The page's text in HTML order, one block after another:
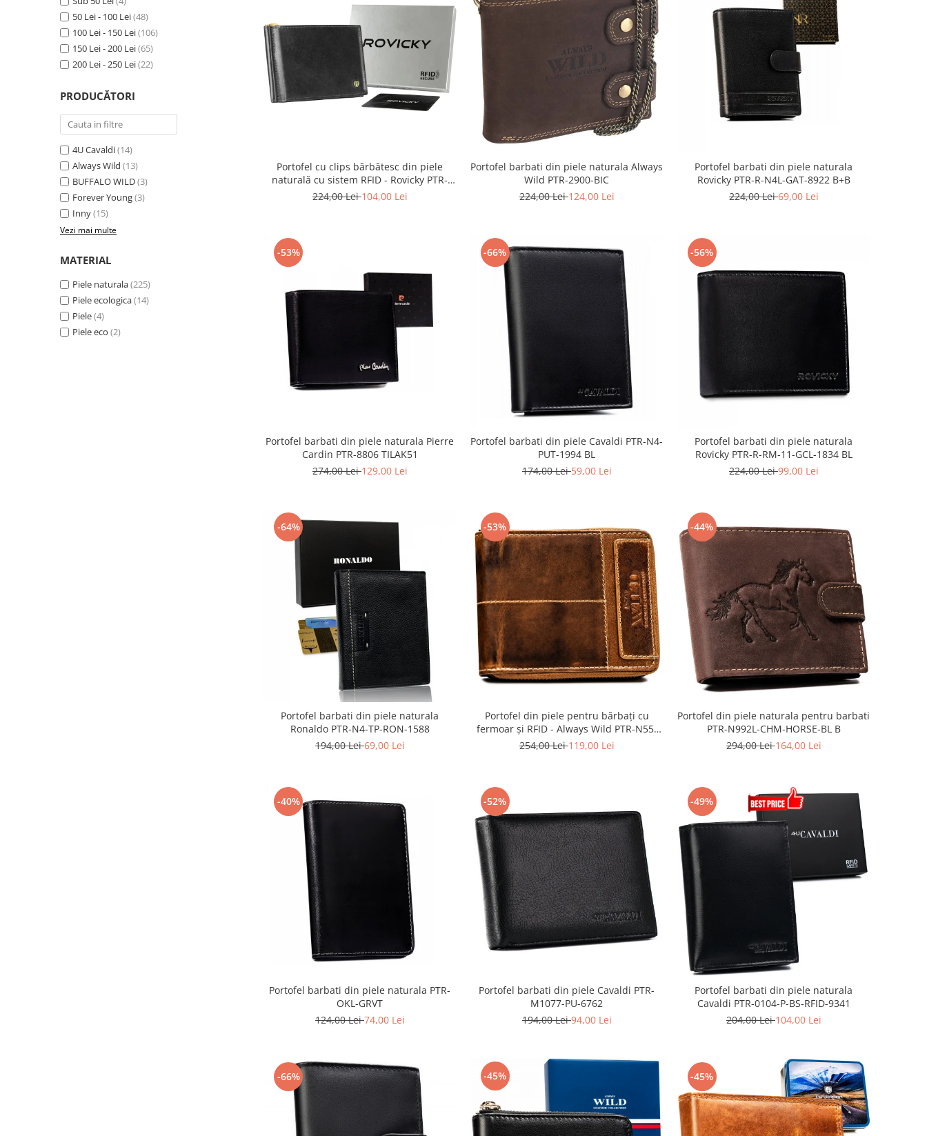
50 Lei - 100 Lei(48)
100 Lei - 150 Lei(106)
150 Lei - 200 Lei(65)
200 Lei - 250 Lei(22)
PRODUCĂTORI
4U Cavaldi(14)
Always Wild (13)
BUFFALO WILD(3)
Forever Young(3)
Inny(15)
Vezi mai multe
MATERIAL
Piele naturala(225)
Piele ecologica(14)
Piele(4)
Piele eco (2)
Portofel cu clips bărbătesc din piele
naturală cu sistem RFID - Rovicky PTR-
N1908-RVT-9799 BLACK
224,00 Lei104,00 Lei
Portofel barbati din piele naturala Always
Wild PTR-2900-BIC
224,00 Lei124,00 Lei
Portofel barbati din piele naturala
Rovicky PTR-R-N4L-GAT-8922 B+B
224,00 Lei69,00 Lei
-53%
Portofel barbati din piele naturala Pierre
Cardin PTR-8806 TILAK51
274,00 Lei129,00 Lei
-66%
Portofel barbati din piele Cavaldi PTR-N4-
PUT-1994 BL
174,00 Lei59,00 Lei
-56%
Portofel barbati din piele naturala
Rovicky PTR-R-RM-11-GCL-1834 BL
224,00 Lei99,00 Lei
-64%
Portofel barbati din piele naturala
Ronaldo PTR-N4-TP-RON-1588
194,00 Lei69,00 Lei
-53%
Portofel din piele pentru bărbați cu
fermoar și RFID - Always Wild PTR-N55-
HWS-8858 BROWN
254,00 Lei119,00 Lei
-44%
Portofel din piele naturala pentru barbati
PTR-N992L-CHM-HORSE-BL B
294,00 Lei164,00 Lei
-40%
Portofel barbati din piele naturala PTR-
OKL-GRVT
124,00 Lei74,00 Lei
-52%
Portofel barbati din piele Cavaldi PTR-
M1077-PU-6762
194,00 Lei94,00 Lei
-49%
Portofel barbati din piele naturala
Cavaldi PTR-0104-P-BS-RFID-9341
204,00 Lei104,00 Lei
-66% -45% -45%